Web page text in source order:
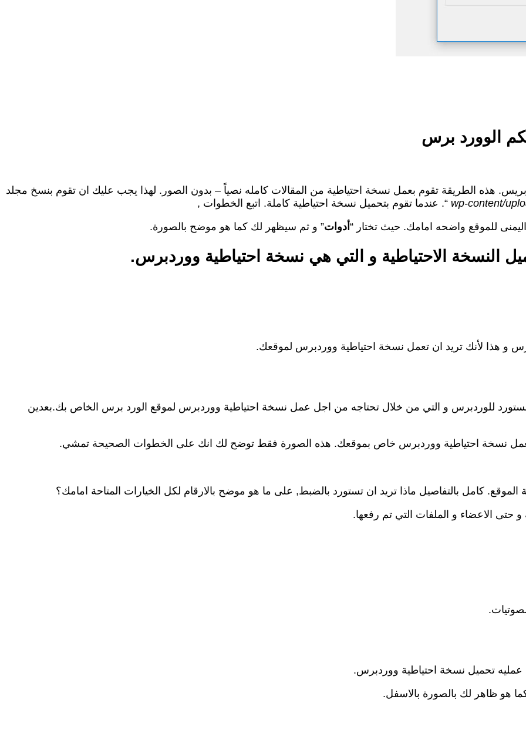
الوورد برس
هذه الطريقة تقوم بعمل نسخة احتياطية من المقالات كامله نصياً – بدون الصور. لهذا يجب عليك ان تقوم بنسخ مجلد
wp-content/ “. عندما تقوم بتحميل نسخة احتياطية كاملة. اتبع الخطوات ,
للموقع واضحه امامك. حيث تختار “أدوات” و ثم سيظهر لك كما هو موضح بالصورة.
النسخة الاحتياطية و التي هي نسخة احتياطية ووردبرس.
و هذا لأنك تريد ان تعمل نسخة احتياطية ووردبرس لموقعك.
للوردبرس و التي من خلال تحتاجه من اجل عمل نسخة احتياطية ووردبرس لموقع الورد برس الخاص بك.بعدين
لعمل نسخة احتياطية ووردبرس خاص بموقعك. هذه الصورة فقط توضح لك انك على الخطوات الصحيحة تمشي.
عمليه تحميل نسخة احتياطية ووردبرس.
هو ظاهر لك بالصورة بالاسفل.